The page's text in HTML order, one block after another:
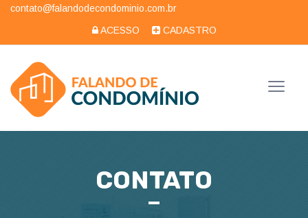
contato@falandodecondominio.com.br
ACESSO
CADASTRO
CONTATO